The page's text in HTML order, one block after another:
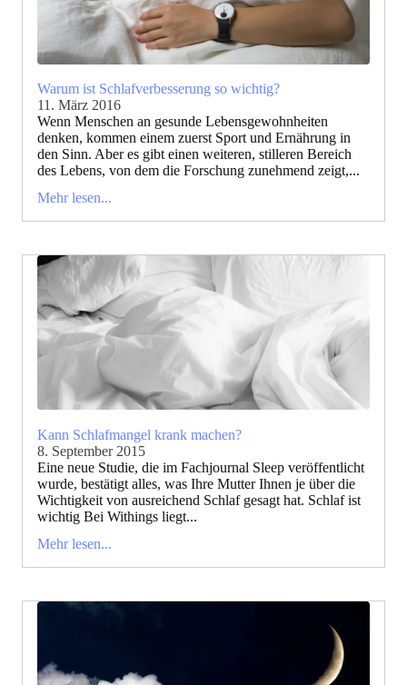
Warum ist Schlafverbesserung so wichtig?
11. März 2016
Wenn Menschen an gesunde Lebensgewohnheiten
denken, kommen einem zuerst Sport und Ernährung in
den Sinn. Aber es gibt einen weiteren, stilleren Bereich
des Lebens, von dem die Forschung zunehmend zeigt,...
Mehr lesen...
Kann Schlafmangel krank machen?
8. September 2015
Eine neue Studie, die im Fachjournal Sleep veröffentlicht
wurde, bestätigt alles, was Ihre Mutter Ihnen je über die
Wichtigkeit von ausreichend Schlaf gesagt hat. Schlaf ist
wichtig Bei Withings liegt...
Mehr lesen...